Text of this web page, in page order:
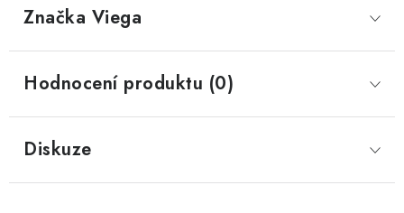
Značka Viega
Hodnocení produktu (0)
Diskuze